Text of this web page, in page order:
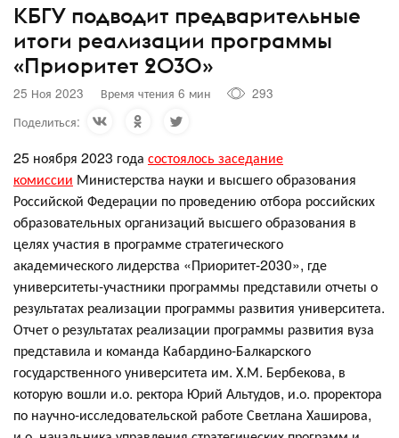
КБГУ подводит предварительные
итоги реализации программы
«Приоритет 2030»
25 Ноя 2023 Время чтения 6 мин
293
Поделиться:
25 ноября 2023 года состоялось заседание
комиссии Министерства науки и высшего образования
Российской Федерации по проведению отбора российских
образовательных организаций высшего образования в
целях участия в программе стратегического
академического лидерства «Приоритет-2030», где
университеты-участники программы представили отчеты о
результатах реализации программы развития университета.
Отчет о результатах реализации программы развития вуза
представила и команда Кабардино-­Балкарского
государственного университета им. Х.М. Бербекова, в
которую вошли и.о. ректора Юрий Альтудов, и.о. проректора
по научно-исследовательской работе Светлана Хаширова,